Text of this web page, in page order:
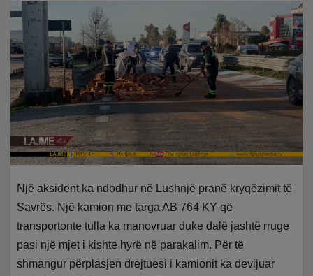
Një aksident ka ndodhur në Lushnjë pranë kryqëzimit të
Savrës. Një kamion me targa AB 764 KY që
transportonte tulla ka manovruar duke dalë jashtë rruge
pasi një mjet i kishte hyrë në parakalim. Për të
shmangur përplasjen drejtuesi i kamionit ka devijuar